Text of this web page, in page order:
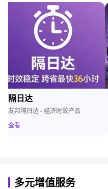
隔日达
友邦隔日达 - 经济时效产品
查看
多元增值服务